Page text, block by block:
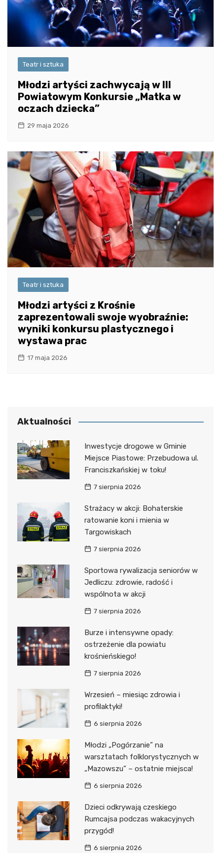
Teatr i sztuka
Młodzi artyści zachwycają w III
Powiatowym Konkursie „Matka w
oczach dziecka”
29 maja 2026
Teatr i sztuka
Młodzi artyści z Krośnie
zaprezentowali swoje wyobraźnie:
wyniki konkursu plastycznego i
wystawa prac
17 maja 2026
Aktualności
Inwestycje drogowe w Gminie
Miejsce Piastowe: Przebudowa ul.
Franciszkańskiej w toku!
7 sierpnia 2026
Strażacy w akcji: Bohaterskie
ratowanie koni i mienia w
Targowiskach
7 sierpnia 2026
Sportowa rywalizacja seniorów w
Jedliczu: zdrowie, radość i
wspólnota w akcji
7 sierpnia 2026
Burze i intensywne opady:
ostrzeżenie dla powiatu
krośnieńskiego!
7 sierpnia 2026
Wrzesień – miesiąc zdrowia i
profilaktyki!
6 sierpnia 2026
Młodzi „Pogórzanie” na
warsztatach folklorystycznych w
„Mazowszu” – ostatnie miejsca!
6 sierpnia 2026
Dzieci odkrywają czeskiego
Rumcajsa podczas wakacyjnych
przygód!
6 sierpnia 2026